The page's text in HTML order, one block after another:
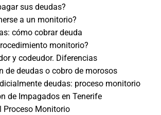
sus deudas?
a un monitorio?
cómo cobrar deuda
monitorio?
y codeudor. Diferencias
de deudas o cobro de morosos
deudas: proceso monitorio
de Impagados en Tenerife
Proceso Monitorio